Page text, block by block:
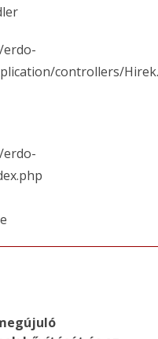
erdo-
controllers/
erdo-